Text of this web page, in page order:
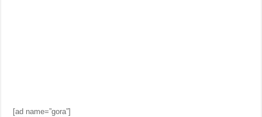
[ad name=”gora”]